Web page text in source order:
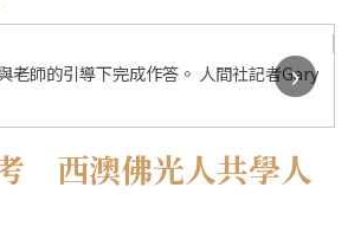
老師的引導下完成作答。 人間社記者Gary
›
西澳佛光人共學人